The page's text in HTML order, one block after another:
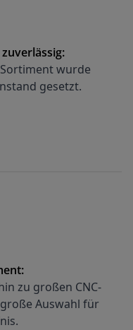
wurde
gesetzt.
zu großen CNC-
Auswahl für